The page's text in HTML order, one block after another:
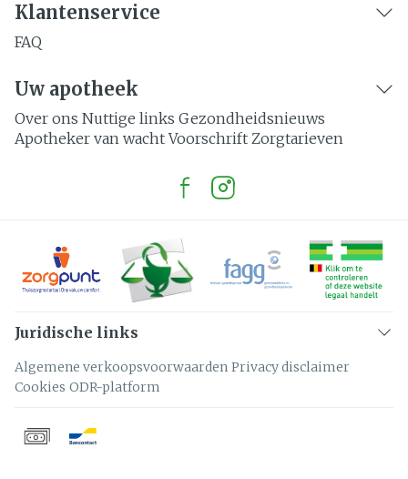
Klantenservice
FAQ
Uw apotheek
Over ons Nuttige links Gezondheidsnieuws
Apotheker van wacht Voorschrift Zorgtarieven
Juridische links
Algemene verkoopsvoorwaarden Privacy disclaimer
Cookies ODR-platform